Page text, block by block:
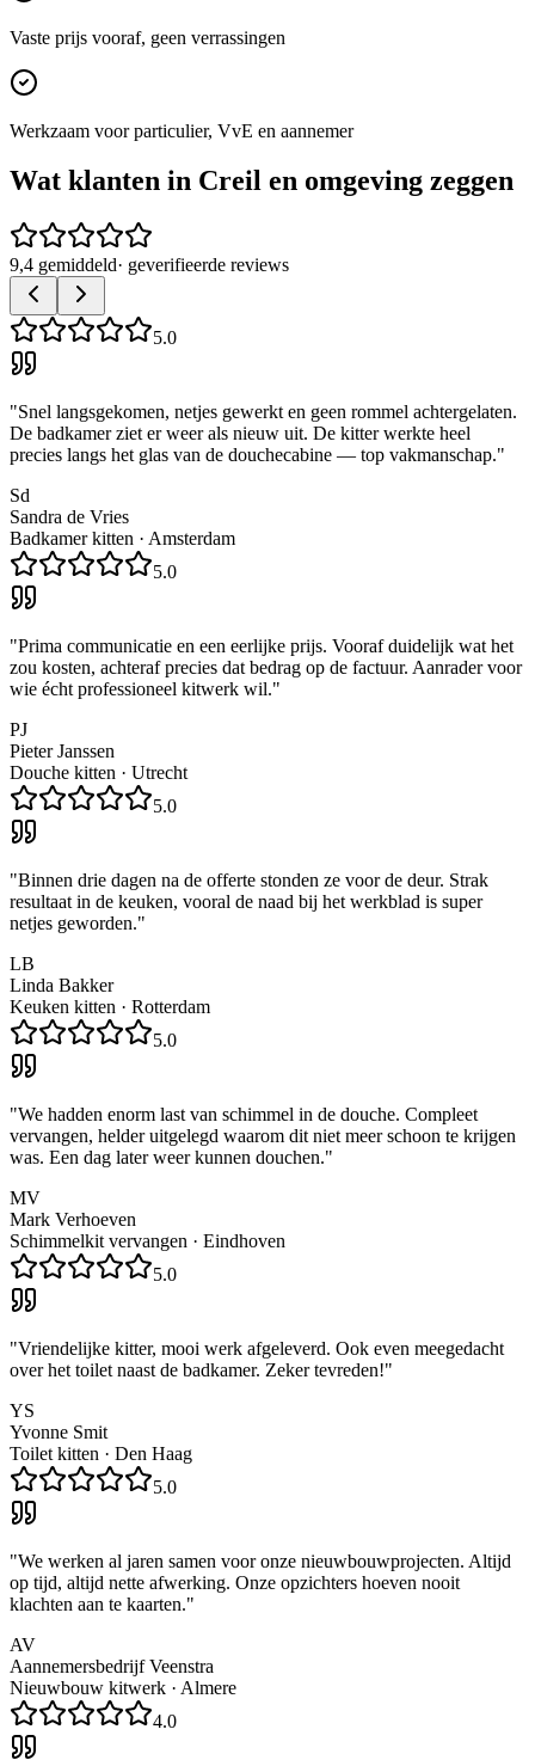
Vaste prijs vooraf, geen verrassingen
Werkzaam voor particulier, VvE en aannemer
Wat klanten in Creil en omgeving zeggen
9,4 gemiddeld· geverifieerde reviews
5.0
"Snel langsgekomen, netjes gewerkt en geen rommel achtergelaten.
De badkamer ziet er weer als nieuw uit. De kitter werkte heel
precies langs het glas van de douchecabine — top vakmanschap."
Sd
Sandra de Vries
Badkamer kitten · Amsterdam
5.0
"Prima communicatie en een eerlijke prijs. Vooraf duidelijk wat het
zou kosten, achteraf precies dat bedrag op de factuur. Aanrader voor
wie écht professioneel kitwerk wil."
PJ
Pieter Janssen
Douche kitten · Utrecht
5.0
"Binnen drie dagen na de offerte stonden ze voor de deur. Strak
resultaat in de keuken, vooral de naad bij het werkblad is super
netjes geworden."
LB
Linda Bakker
Keuken kitten · Rotterdam
5.0
"We hadden enorm last van schimmel in de douche. Compleet
vervangen, helder uitgelegd waarom dit niet meer schoon te krijgen
was. Een dag later weer kunnen douchen."
MV
Mark Verhoeven
Schimmelkit vervangen · Eindhoven
5.0
"Vriendelijke kitter, mooi werk afgeleverd. Ook even meegedacht
over het toilet naast de badkamer. Zeker tevreden!"
YS
Yvonne Smit
Toilet kitten · Den Haag
5.0
"We werken al jaren samen voor onze nieuwbouwprojecten. Altijd
op tijd, altijd nette afwerking. Onze opzichters hoeven nooit
klachten aan te kaarten."
AV
Aannemersbedrijf Veenstra
Nieuwbouw kitwerk · Almere
4.0